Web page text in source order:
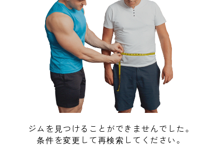
ジムを見つけることができませんでした。
条件を変更して再検索してください。